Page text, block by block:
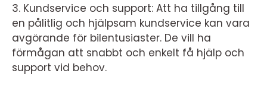
3. Kundservice och support: Att ha tillgång till
en pålitlig och hjälpsam kundservice kan vara
avgörande för bilentusiaster. De vill ha
förmågan att snabbt och enkelt få hjälp och
support vid behov.